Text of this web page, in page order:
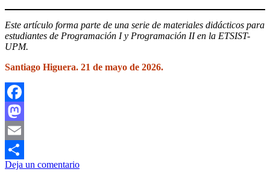
Este artículo forma parte de una serie de materiales didácticos para
estudiantes de Programación I y Programación II en la ETSIST-
UPM.
Santiago Higuera. 21 de mayo de 2026.
Facebook
Mastodon
Email
Compartir
Deja un comentario